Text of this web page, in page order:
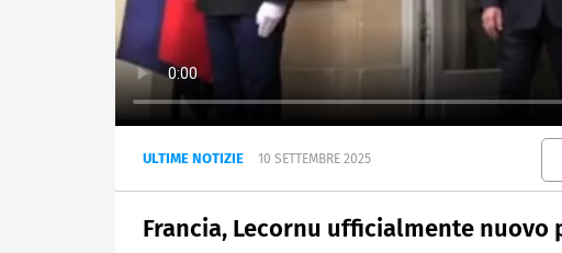
ULTIME NOTIZIE 10 SETTEMBRE 2025
Francia, Lecornu ufficialmente nuovo